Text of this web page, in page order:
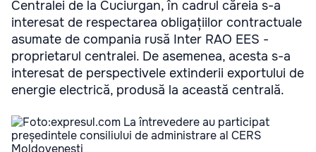
Centralei de la Cuciurgan, în cadrul căreia s-a
interesat de respectarea obligațiilor contractuale
asumate de compania rusă Inter RAO EES -
proprietarul centralei. De asemenea, acesta s-a
interesat de perspectivele extinderii exportului de
energie electrică, produsă la această centrală.